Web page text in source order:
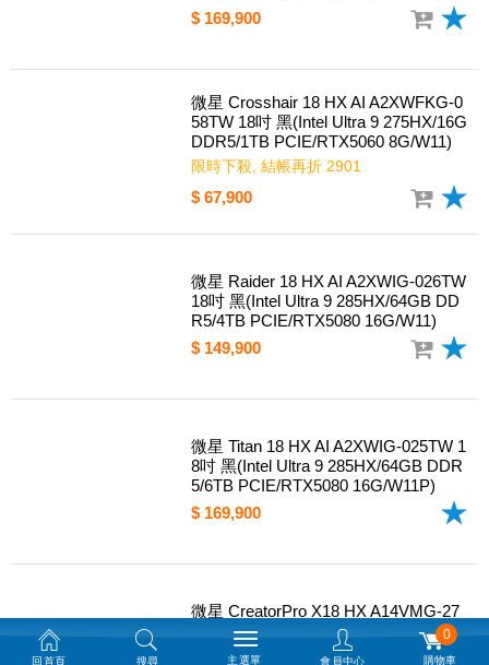
$ 59,900
微星 Raider A18 HX A9WJG-043TW 1
8吋 黑(AMD Ryzen 9 9955HX/64GB
DDR5/2TB PCIE/RTX5090 24G/W11)
58TW 18吋 黑(Intel Ultra 9 275HX/16G
DDR5/1TB PCIE/RTX5060 8G/W11)
限時下殺, 結帳再折 2901
$ 67,900
微星 Raider 18 HX AI A2XWIG-026TW
18吋 黑(Intel Ultra 9 285HX/64GB DD
R5/4TB PCIE/RTX5080 16G/W11)
$ 149,900
微星 Titan 18 HX AI A2XWIG-025TW 1
8吋 黑(Intel Ultra 9 285HX/64GB DDR
5/6TB PCIE/RTX5080 16G/W11P)
回首頁 搜尋 主選單 會員中心
0
購物車